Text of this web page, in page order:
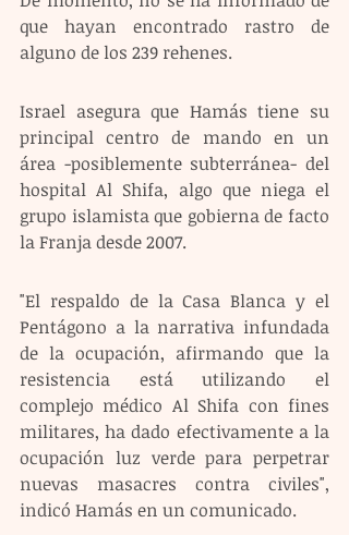
que hayan encontrado rastro de
alguno de los 239 rehenes.
Israel asegura que Hamás tiene su
principal centro de mando en un
área -posiblemente subterránea- del
hospital Al Shifa, algo que niega el
grupo islamista que gobierna de facto
la Franja desde 2007.
"El respaldo de la Casa Blanca y el
Pentágono a la narrativa infundada
de la ocupación, afirmando que la
resistencia está utilizando el
complejo médico Al Shifa con fines
militares, ha dado efectivamente a la
ocupación luz verde para perpetrar
nuevas masacres contra civiles",
indicó Hamás en un comunicado.